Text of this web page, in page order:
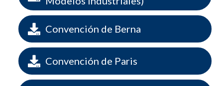
 Convención de Berna
 Convención de Paris